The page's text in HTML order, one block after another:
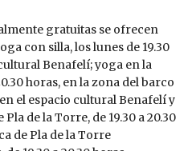
gratuitas se ofrecen
con silla, los lunes de 19.30
Benafelí; yoga en la
horas, en la zona del barco
el espacio cultural Benafelí y
de la Torre, de 19.30 a 20.30
de Pla de la Torre